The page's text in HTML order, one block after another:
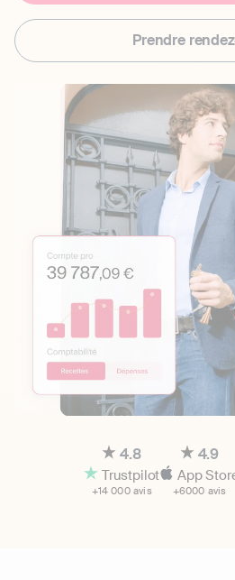
Prendre
4.8
Trustpilot
+14 000 avis
4.9
App
+6000 avis